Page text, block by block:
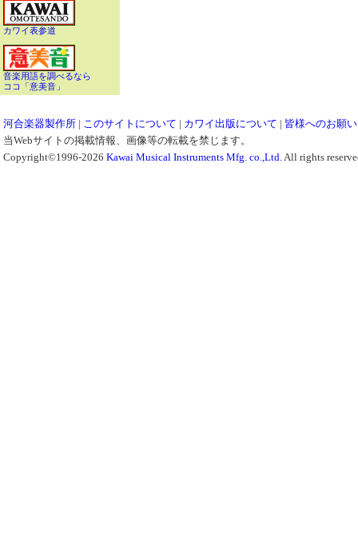
カワイ表参道
音楽用語を調べるなら
ココ「意美音」
河合楽器製作所 | このサイトについて | カワイ出版について | 皆様へのお願い
当Webサイトの掲載情報、画像等の転載を禁じます。
Copyright©1996-2026 Kawai Musical Instruments Mfg. co.,Ltd.All rights